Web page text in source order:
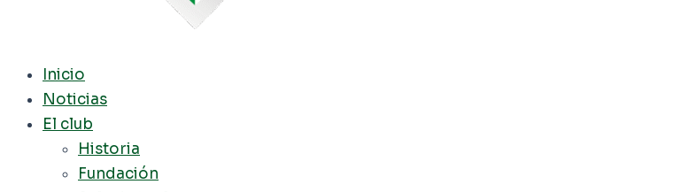
Inicio
Noticias
El club
Historia
Fundación